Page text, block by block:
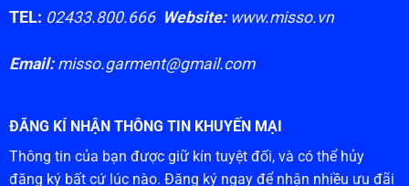
TEL: 02433.800.666 Website:www.misso.vn
Email:misso.garment@gmail.com
ĐĂNG KÍ NHẬN THÔNG TIN KHUYẾN MẠI
Thông tin của bạn được giữ kín tuyệt đối, và có thể hủy
đăng ký bất cứ lúc nào. Đăng ký ngay để nhận nhiều ưu đãi